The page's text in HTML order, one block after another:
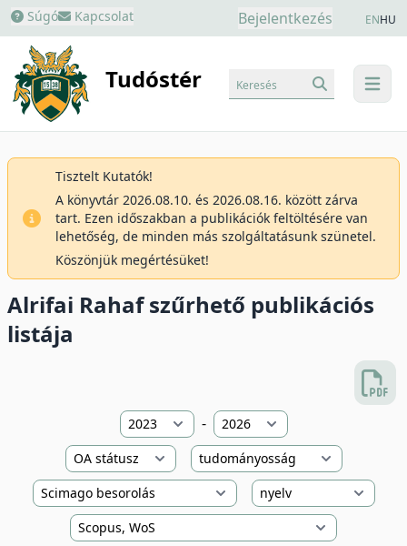
Súgó Kapcsolat Bejelentkezés ENHU
Tudóstér menu
Keresés
Tisztelt Kutatók!
A könyvtár 2026.08.10. és 2026.08.16. között zárva
tart. Ezen időszakban a publikációk feltöltésére van
lehetőség, de minden más szolgáltatásunk szünetel.
Köszönjük megértésüket!
Alrifai Rahaf szűrhető publikációs
listája
-